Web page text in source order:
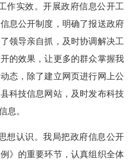
实效。开展政府信息公开工
息公开制度，明确了报送政府
领导亲自抓，及时协调解决工
的效果，让更多的群众掌握我
态，除了建立网页进行网上公
科技信息网站，及时发布科技
息。
认识。我局把政府信息公开
》的重要环节，认真组织全体